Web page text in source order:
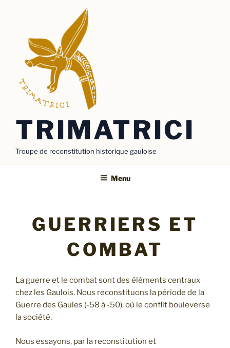
principal
TRIMATRICI
Troupe de reconstitution historique gauloise
Menu
GUERRIERS ET
COMBAT
La guerre et le combat sont des éléments centraux
chez les Gaulois. Nous reconstituons la période de la
Guerre des Gaules (-58 à -50), où le conflit bouleverse
la société.
Nous essayons, par la reconstitution et